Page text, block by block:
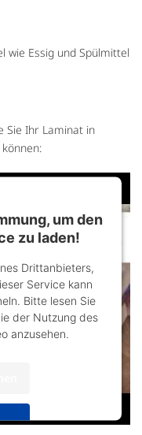
wie Essig und Spülmittel
Sie Ihr Laminat in
um den
zu laden!
Drittanbieters,
Service kann
Bitte lesen Sie
der Nutzung des
anzusehen.